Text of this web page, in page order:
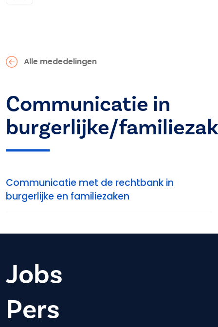
Alle mededelingen
Communicatie in
burgerlijke/
Communicatie met de rechtbank in
burgerlijke en familiezaken
Jobs
Pers